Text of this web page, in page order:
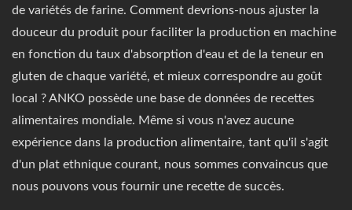
de variétés de farine. Comment devrions-nous ajuster la
douceur du produit pour faciliter la production en machine
en fonction du taux d'absorption d'eau et de la teneur en
gluten de chaque variété, et mieux correspondre au goût
local ? ANKO possède une base de données de recettes
alimentaires mondiale. Même si vous n'avez aucune
expérience dans la production alimentaire, tant qu'il s'agit
d'un plat ethnique courant, nous sommes convaincus que
nous pouvons vous fournir une recette de succès.